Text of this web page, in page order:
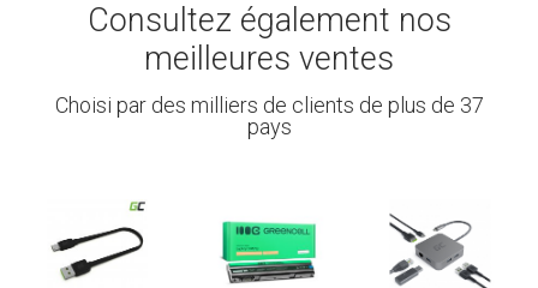
Consultez également nos
meilleures ventes
Choisi par des milliers de clients de plus de 37
pays